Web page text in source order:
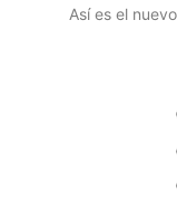
Así es el